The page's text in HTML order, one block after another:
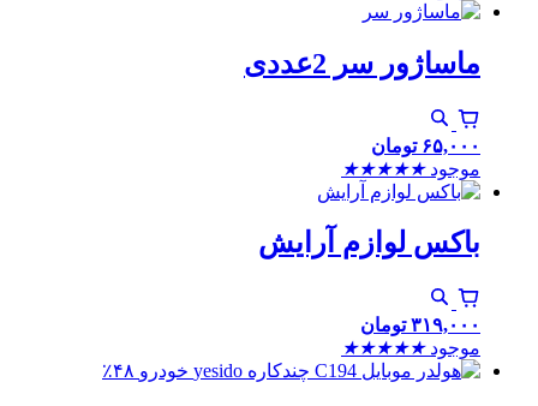
ماساژور سر 2عددی
۶۵,۰۰۰ تومان
موجود ★
★
★
★
★
باکس لوازم آرایش
۳۱۹,۰۰۰ تومان
موجود ★
★
★
★
★
٪۴۸